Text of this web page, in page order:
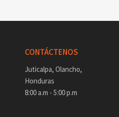
CONTÁCTENOS
Juticalpa, Olancho,
Honduras
8:00 a.m - 5:00 p.m